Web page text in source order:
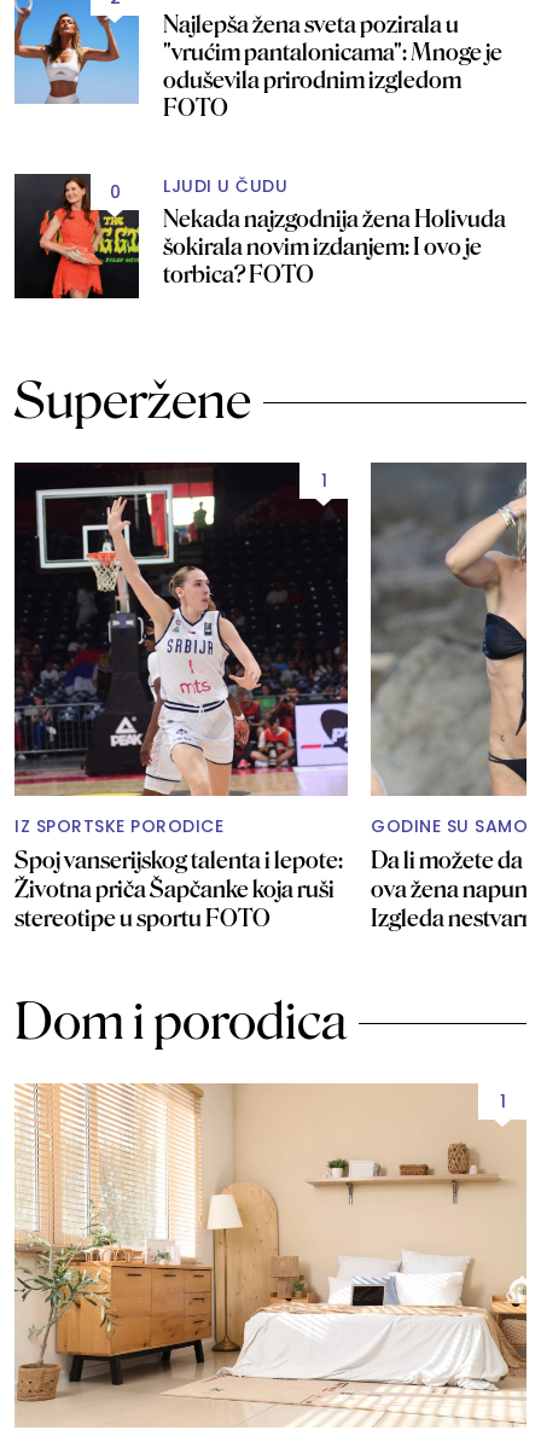
Najlepša žena sveta pozirala u
"vrućim pantalonicama": Mnoge je
oduševila prirodnim izgledom
FOTO
0 LJUDI U ČUDU
Nekada najzgodnija žena Holivuda
šokirala novim izdanjem: I ovo je
torbica? FOTO
Superžene
1
IZ SPORTSKE PORODICE
Spoj vanserijskog talenta i lepote:
Životna priča Šapčanke koja ruši
stereotipe u sportu FOTO
GODINE SU SAMO
Da li možete da
ova žena
Izgleda
Dom i porodica
1